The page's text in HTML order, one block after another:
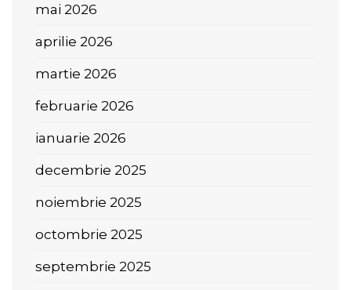
mai 2026
aprilie 2026
martie 2026
februarie 2026
ianuarie 2026
decembrie 2025
noiembrie 2025
octombrie 2025
septembrie 2025